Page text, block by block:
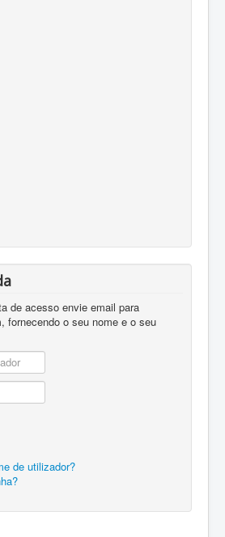
de acesso envie email para
fornecendo o seu nome e o seu
de utilizador?